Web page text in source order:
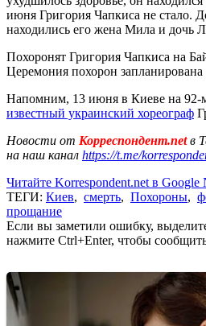
июня Григория Чапкиса не стало.
находились его жена Мила и дочь
Похоронят Григория Чапкиса на
Церемония похорон
Напомним, 13 июня в Киеве на 92-
известный украинский хореограф
Новости от Корреспондент.netв
на наш канал https://t.me/
Читайте Korrespondent.net в Google
ТЕГИ: Киев, смерть, Похороны,
прощание
Если вы заметили ошибку,
нажмите Ctrl+Enter, чтобы